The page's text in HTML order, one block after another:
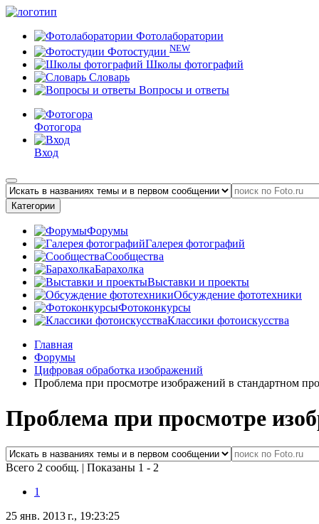
Фотолаборатории
Фотостудии NEW
Школы фотографий
Словарь
Вопросы и ответы
Фотогора
Вход
Категории
Форумы
Галерея фотографий
Сообщества
Барахолка
Выставки и проекты
Обсуждение фототехники
Фотоконкурсы
Классики фотоискусства
Главная
Форумы
Цифровая обработка изображений
Проблема при просмотре изображений в стандартном
Проблема при просмотре
Всего 2 сообщ. | Показаны 1 - 2
1
25 янв. 2013 г., 19:23:25